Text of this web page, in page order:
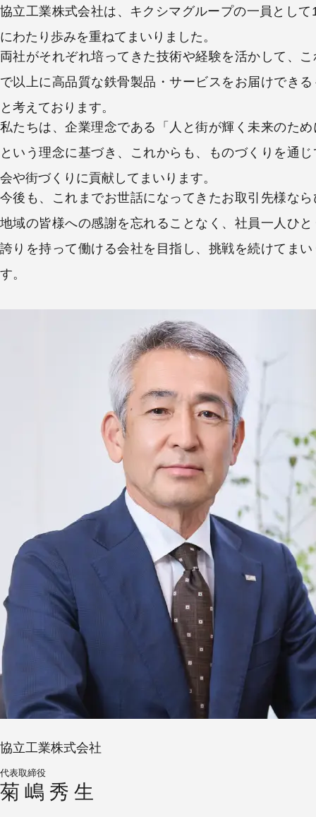
協立工業株式会社は、キクシマグループの一員として
にわたり歩みを重ねてまいりました。
両社がそれぞれ培ってきた技術や経験を活かして、こ
で以上に高品質な鉄骨製品・サービスをお届けできる
と考えております。
私たちは、企業理念である「人と街が輝く未来のため
という理念に基づき、これからも、ものづくりを通じ
会や街づくりに貢献してまいります。
今後も、これまでお世話になってきたお取引先様なら
地域の皆様への感謝を忘れることなく、社員一人ひと
誇りを持って働ける会社を目指し、挑戦を続けてまい
す。
協立工業株式会社
代表取締役
菊嶋秀生